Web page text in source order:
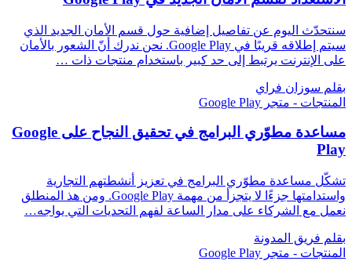
سنتحدّث اليوم عن تفاصيل إضافية حول قسم الأمان الجديد الذي
سيتم إطلاقه قريبًا في Google Play. نحن ندرك أنّ الشعور بالأمان
على الإنترنت يرتبط إلى حد كبير باستخدام منتجات ذات …
بقلم سوزان فراي
المنتجات - متجر Google Play
مساعدة مطوّري البرامج في تحقيق النجاح على Google
Play
تشكّل مساعدة مطوّري البرامج في تعزيز أنشطتهم التجارية
واستدامتها جزءًا لا يتجزأ من مهمة Google Play. ومن هذ المنطلق
نعمل مع الشركاء على مدار الساعة لفهم التحديات التي يواجه…
بقلم فريق المدونة
المنتجات - متجر Google Play